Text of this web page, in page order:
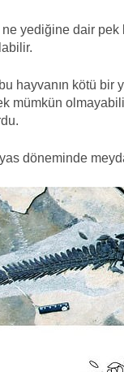
ne yediğine dair
hayvanın kötü
mümkün
döneminde